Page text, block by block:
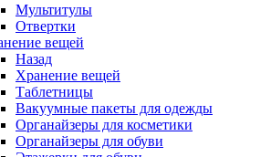
Мультитулы
Отвертки
вещей
Назад
Хранение вещей
Таблетницы
Вакуумные пакеты для одежды
Органайзеры для косметики
Органайзеры для обуви